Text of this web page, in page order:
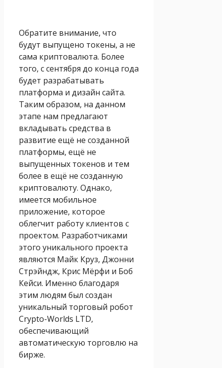
Обратите внимание, что
будут выпущено токены, а не
сама криптовалюта. Более
того, с сентября до конца года
будет разрабатывать
платформа и дизайн сайта.
Таким образом, на данном
этапе нам предлагают
вкладывать средства в
развитие ещё не созданной
платформы, ещё не
выпущенных токенов и тем
более в ещё не созданную
криптовалюту. Однако,
имеется мобильное
приложение, которое
облегчит работу клиентов с
проектом. Разработчиками
этого уникального проекта
являются Майк Круз, Джонни
Стрэйндж, Крис Мёрфи и Боб
Кейси. Именно благодаря
этим людям был создан
уникальный торговый робот
Crypto-Worlds LTD,
обеспечивающий
автоматическую торговлю на
бирже.